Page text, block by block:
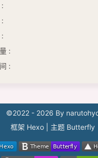
:
:
©2022 - 2026 By
框架 Hexo 主题 Butterfly